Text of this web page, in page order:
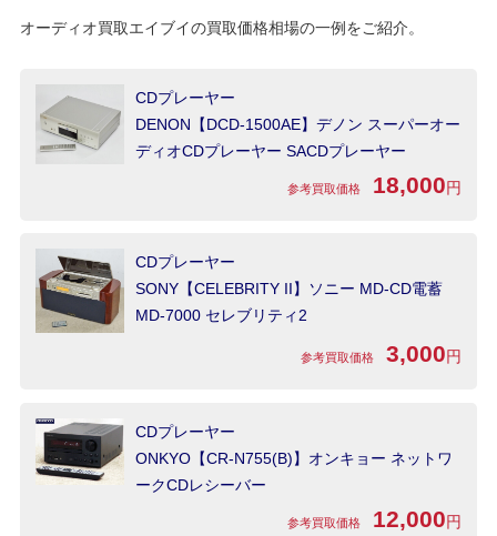
オーディオ買取エイブイの買取価格相場の一例をご紹介。
CDプレーヤー
DENON【DCD-1500AE】デノン スーパーオー
ディオCDプレーヤー SACDプレーヤー
参考買取価格 18,000円
CDプレーヤー
SONY【CELEBRITY II】ソニー MD-CD電蓄
MD-7000 セレブリティ2
参考買取価格 3,000円
CDプレーヤー
ONKYO【CR-N755(B)】オンキョー ネットワ
ークCDレシーバー
参考買取価格 12,000円